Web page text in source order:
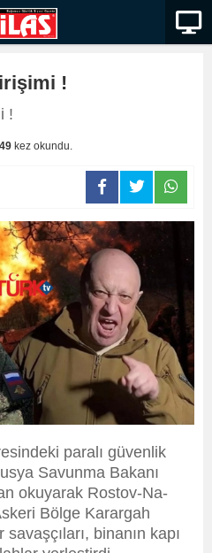
!
!
kez okundu.
paralı güvenlik
Savunma Bakanı
okuyarak Rostov-Na-
Bölge Karargah
savaşçıları, binanın kapı